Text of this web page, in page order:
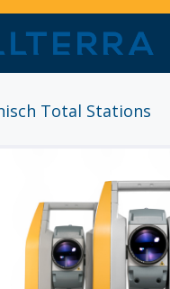
inhoud
Total Stations